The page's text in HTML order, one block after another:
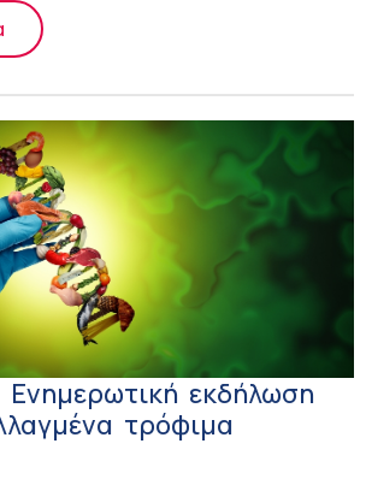
εκδήλωση
τρόφιμα